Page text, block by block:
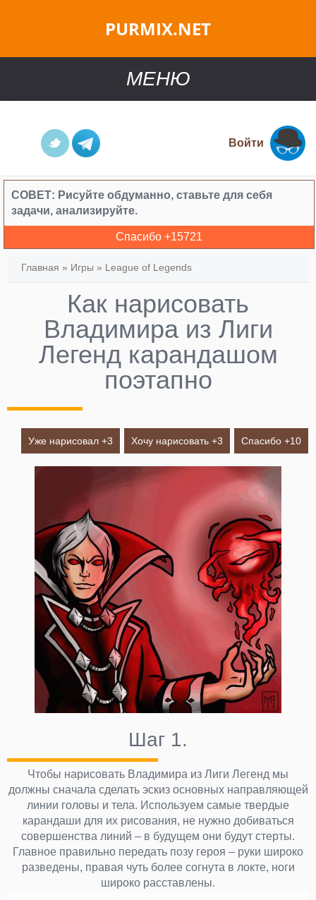
PURMIX.NET
МЕНЮ
Войти
СОВЕТ: Рисуйте обдуманно, ставьте для себя
задачи, анализируйте.
Спасибо +15721
Главная » Игры » League of Legends
Как нарисовать
Владимира из Лиги
Легенд карандашом
поэтапно
Уже нарисовал +3 Хочу нарисовать +3 Спасибо +10
Шаг 1.
Чтобы нарисовать Владимира из Лиги Легенд мы
должны сначала сделать эскиз основных направляющей
линии головы и тела. Используем самые твердые
карандаши для их рисования, не нужно добиваться
совершенства линий – в будущем они будут стерты.
Главное правильно передать позу героя – руки широко
разведены, правая чуть более согнута в локте, ноги
широко расставлены.